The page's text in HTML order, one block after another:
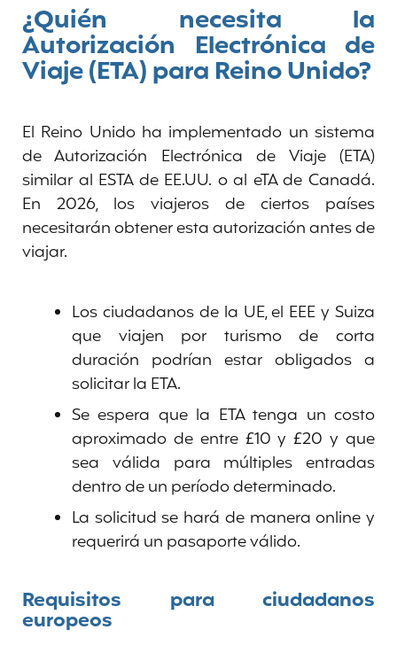
¿Quién necesita la
Autorización Electrónica de
Viaje (ETA) para Reino Unido?
El Reino Unido ha implementado un sistema
de Autorización Electrónica de Viaje (ETA)
similar al ESTA de EE.UU. o al eTA de Canadá.
En 2026, los viajeros de ciertos países
necesitarán obtener esta autorización antes de
viajar.
Los ciudadanos de la UE, el EEE y Suiza
que viajen por turismo de corta
duración podrían estar obligados a
solicitar la ETA.
Se espera que la ETA tenga un costo
aproximado de entre £10 y £20 y que
sea válida para múltiples entradas
dentro de un período determinado.
La solicitud se hará de manera online y
requerirá un pasaporte válido.
Requisitos para ciudadanos
europeos